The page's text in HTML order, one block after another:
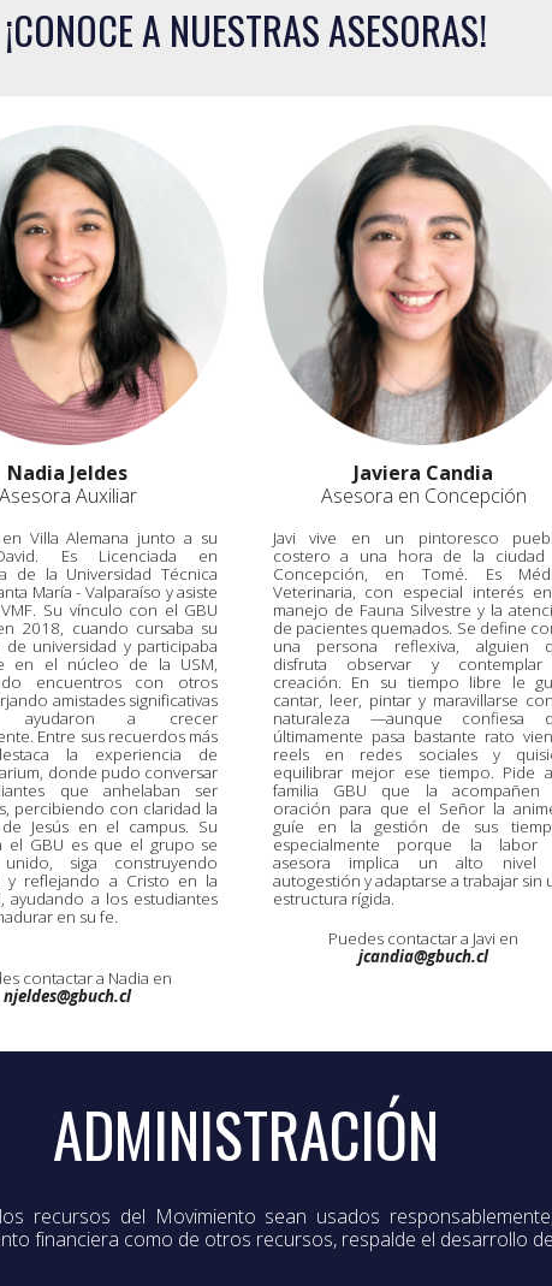
¡CONOCE A NUESTRAS ASESORAS!
Nadia Jeldes
Asesora Auxiliar
Villa Alemana junto a su
Es Licenciada en
de la Universidad Técnica
María - Valparaíso y asiste
Su vínculo con el GBU
2018, cuando cursaba su
universidad y participaba
en el núcleo de la USM,
encuentros con otros
amistades significativas
a crecer
Entre sus recuerdos más
la experiencia de
donde pudo conversar
que anhelaban ser
percibiendo con claridad la
Jesús en el campus. Su
el GBU es que el grupo se
unido, siga construyendo
y reflejando a Cristo en la
ayudando a los estudiantes
en su fe.
contactar a Nadia en
njeldes@gbuch.cl
Javiera Candia
Asesora en Concepción
Javi vive en un pintoresco
costero a una hora de la ciudad
Concepción, en Tomé. Es
Veterinaria, con especial interés
manejo de Fauna Silvestre y la
de pacientes quemados. Se define
una persona reflexiva, alguien
disfruta observar y
creación. En su tiempo libre le
cantar, leer, pintar y maravillarse
naturaleza —aunque confiesa
últimamente pasa bastante rato
reels en redes sociales y
equilibrar mejor ese tiempo. Pide
familia GBU que la acompañen
oración para que el Señor la
guíe en la gestión de sus
especialmente porque la labor
asesora implica un alto nivel
autogestión y adaptarse a trabajar sin
estructura rígida.
Puedes contactar a Javi en
jcandia@gbuch.cl
ADMINISTRACIÓN
recursos del Movimiento sean usados
financiera como de otros recursos, respalde el desarrollo